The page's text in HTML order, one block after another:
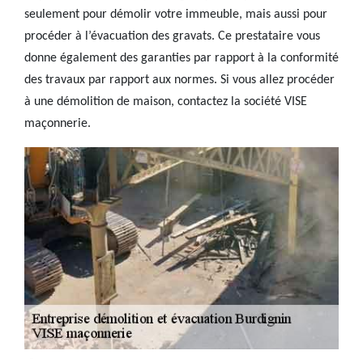
seulement pour démolir votre immeuble, mais aussi pour
procéder à l’évacuation des gravats. Ce prestataire vous
donne également des garanties par rapport à la conformité
des travaux par rapport aux normes. Si vous allez procéder
à une démolition de maison, contactez la société VISE
maçonnerie.